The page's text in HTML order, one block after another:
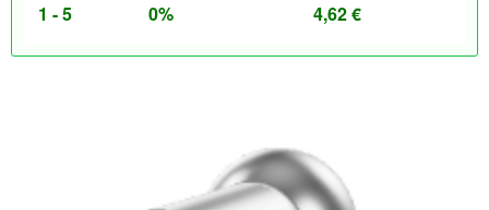
1 - 5 0% 4,62€